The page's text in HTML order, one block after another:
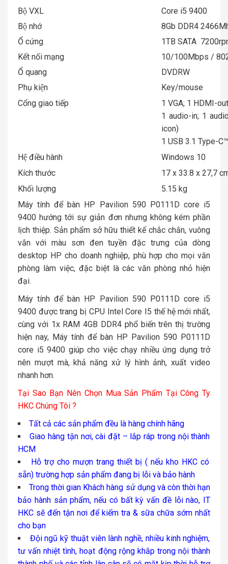
Bộ VXL
Core i5 9400
Bộ nhớ
8Gb DDR4
Ổ cứng
1TB SATA
Kết nối mạng
10/100Mbps /
Ổ quang
DVDRW
Phụ kiện
Key/mouse
Cổng giao tiếp
1 VGA; 1 HDMI-
1 audio-in; 1
icon)
1 USB 3.1 Type-
Hệ điều hành
Windows 10
Kích thước
17 x 33.8 x 27,7
Khối lượng
5.15 kg
Máy tính để bàn HP Pavilion 590 P0111D core i5
9400 hướng tới sự giản đơn nhưng không kém phần
lịch thiệp. Sản phẩm sở hữu thiết kế chắc chắn, vuông
vắn với màu sơn đen tuyền đặc trưng của dòng
desktop HP cho doanh nghiệp, phù hợp cho mọi văn
phòng làm việc, đặc biệt là các văn phòng nhỏ hiện
đại.
Máy tính để bàn HP Pavilion 590 P0111D core i5
9400 được trang bị CPU Intel Core I5 thế hệ mới nhất,
cùng với 1x RAM 4GB DDR4 phổ biến trên thị trường
hiện nay, Máy tính để bàn HP Pavilion 590 P0111D
core i5 9400 giúp cho việc chạy nhiều ứng dụng trở
nên mượt mà, khả năng xử lý hình ảnh, xuất video
nhanh hơn.
Tại Sao Bạn Nên Chọn Mua Sản Phẩm Tại Công Ty
HKC Chúng Tôi ?
Tất cả các sản phẩm đều là hàng chính hãng
Giao hàng tận nơi, cài đặt – lắp ráp trong nội thành
HCM
Hỗ trợ cho mượn trang thiết bị ( nếu kho HKC có
sẵn) trường hợp sản phẩm đang bị lỗi và bảo hành
Trong thời gian Khách hàng sử dụng và còn thời hạn
bảo hành sản phẩm, nếu có bất kỳ vấn đề lỗi nào, IT
HKC sẽ đến tận nơi để kiểm tra & sữa chữa sớm nhất
cho bạn
Đội ngũ kỹ thuật viên lành nghề, nhiều kinh nghiệm,
tư vấn nhiệt tình, hoạt động rộng khắp trong nội thành